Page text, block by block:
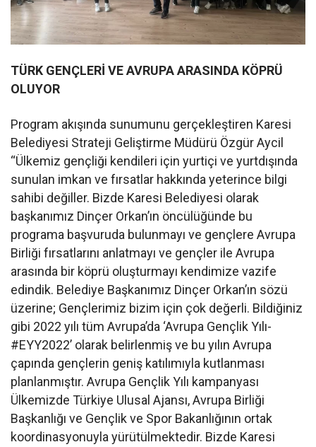
TÜRK GENÇLERİ VE AVRUPA ARASINDA KÖPRÜ
OLUYOR
Program akışında sunumunu gerçekleştiren Karesi
Belediyesi Strateji Geliştirme Müdürü Özgür Aycil
“Ülkemiz gençliği kendileri için yurtiçi ve yurtdışında
sunulan imkan ve fırsatlar hakkında yeterince bilgi
sahibi değiller. Bizde Karesi Belediyesi olarak
başkanımız Dinçer Orkan’ın öncülüğünde bu
programa başvuruda bulunmayı ve gençlere Avrupa
Birliği fırsatlarını anlatmayı ve gençler ile Avrupa
arasında bir köprü oluşturmayı kendimize vazife
edindik. Belediye Başkanımız Dinçer Orkan’ın sözü
üzerine; Gençlerimiz bizim için çok değerli. Bildiğiniz
gibi 2022 yılı tüm Avrupa’da ‘Avrupa Gençlik Yılı-
#EYY2022’ olarak belirlenmiş ve bu yılın Avrupa
çapında gençlerin geniş katılımıyla kutlanması
planlanmıştır. Avrupa Gençlik Yılı kampanyası
Ülkemizde Türkiye Ulusal Ajansı, Avrupa Birliği
Başkanlığı ve Gençlik ve Spor Bakanlığının ortak
koordinasyonuyla yürütülmektedir. Bizde Karesi